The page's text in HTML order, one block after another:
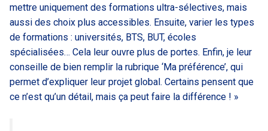
mettre uniquement des formations ultra-sélectives, mais
aussi des choix plus accessibles. Ensuite, varier les types
de formations : universités, BTS, BUT, écoles
spécialisées… Cela leur ouvre plus de portes. Enfin, je leur
conseille de bien remplir la rubrique ‘Ma préférence’, qui
permet d’expliquer leur projet global. Certains pensent que
ce n’est qu’un détail, mais ça peut faire la différence ! »